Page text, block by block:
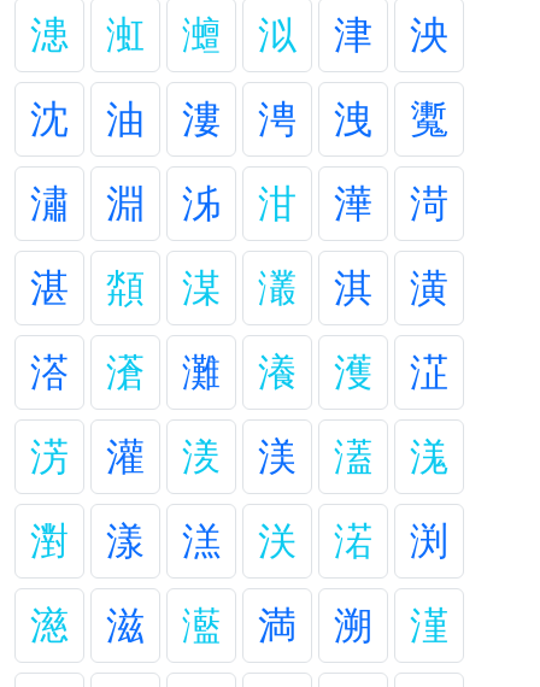
漶
渱 灗 泤 津
泱
沈
油 漊 涄 洩
魙
潚
淵 泲 泔 澕
渮
湛
頮 湈 灇 淇
潢
溚
濸 灘 瀁 濩
淽
淓
灌 湵 渼 濭
溬
濧
漾 溔 浂 渃
渕
濨
滋 灆 満 溯
漌